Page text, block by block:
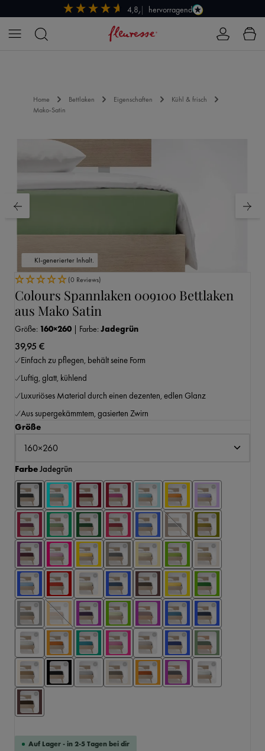
Zum Hauptinhalt springen hervorragend
4,8/5
Home Bettlaken Eigenschaften
Kühl & frisch
Mako-Satin
Bildergalerie überspringen
KI-generierter Inhalt.
(0 Reviews)
Colours Spannlaken 009100 Bettlaken
aus Mako Satin
Größe: 160×260 | Farbe: Jadegrün
39,95 €
Einfach zu pflegen, behält seine Form
Luftig, glatt, kühlend
Luxuriöses Material durch einen dezenten, edlen Glanz
Aus supergekämmtem, gasierten Zwirn
Größeauswählen
Farbeauswählen
Jadegrün
Auf Lager - in 2-5 Tagen bei dir